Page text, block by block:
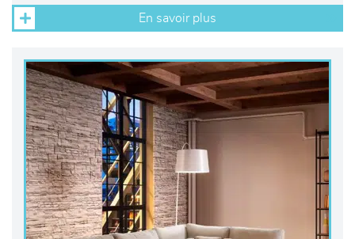
En savoir plus